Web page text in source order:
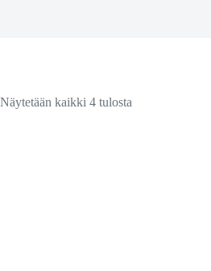
Näytetään kaikki 4 tulosta